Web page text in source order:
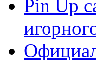
Pin Up